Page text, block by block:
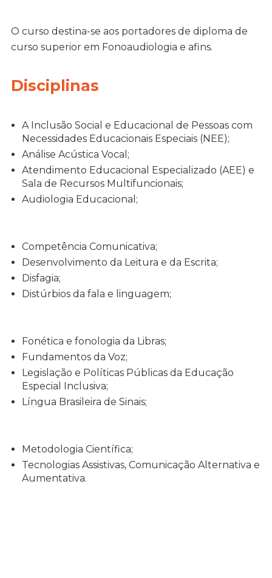
O curso destina-se aos portadores de diploma de
curso superior em Fonoaudiologia e afins.
Disciplinas
A Inclusão Social e Educacional de Pessoas com
Necessidades Educacionais Especiais (NEE);
Análise Acústica Vocal;
Atendimento Educacional Especializado (AEE) e
Sala de Recursos Multifuncionais;
Audiologia Educacional;
Competência Comunicativa;
Desenvolvimento da Leitura e da Escrita;
Disfagia;
Distúrbios da fala e linguagem;
Fonética e fonologia da Libras;
Fundamentos da Voz;
Legislação e Políticas Públicas da Educação
Especial Inclusiva;
Língua Brasileira de Sinais;
Metodologia Científica;
Tecnologias Assistivas, Comunicação Alternativa e
Aumentativa.